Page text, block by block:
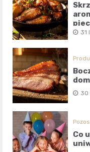
31
30
Co